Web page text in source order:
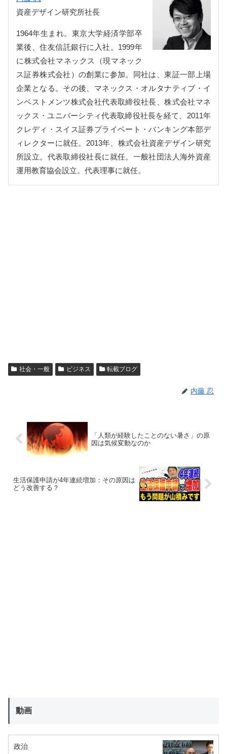
資産デザイン研究所社長
1964年生まれ。東京大学経済学部卒
業後、住友信託銀行に入社。1999年
に株式会社マネックス（現マネック
ス証券株式会社）の創業に参加。同社は、東証一部上場
企業となる。その後、マネックス・オルタナティブ・イ
ンベストメンツ株式会社代表取締役社長、株式会社マネ
ックス・ユニバーシティ代表取締役社長を経て、2011年
クレディ・スイス証券プライベート・バンキング本部デ
ィレクターに就任。2013年、株式会社資産デザイン研究
所設立。代表取締役社長に就任。一般社団法人海外資産
運用教育協会設立。代表理事に就任。
社会・一般 ビジネス 転載ブログ
内藤 忍
「人類が経験したことのない暑さ」の原
因は気候変動なのか
生活保護申請が4年連続増加：その原因は
どう改善する？
動画
政治